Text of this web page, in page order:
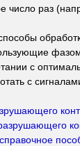
число раз
с
с